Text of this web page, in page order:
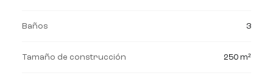
Baños 3
Tamaño de construcción 250 m²